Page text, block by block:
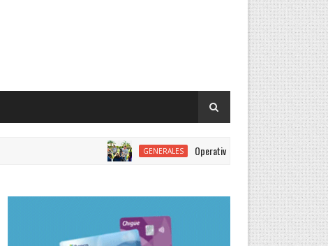
GENERALES Operativo sanitario de castración, vacunación y